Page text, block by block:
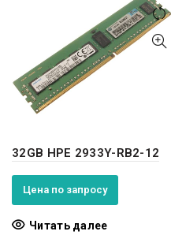
32GB HPE 2933Y-RB2-12
Цена по запросу
Читать далее